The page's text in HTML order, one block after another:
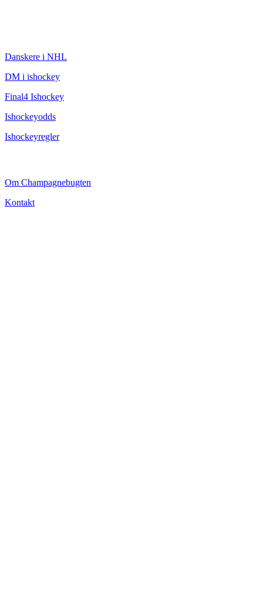
Danskere i NHL
DM i ishockey
Final4 Ishockey
Ishockeyodds
Ishockeyregler
Om Champagnebugten
Kontakt